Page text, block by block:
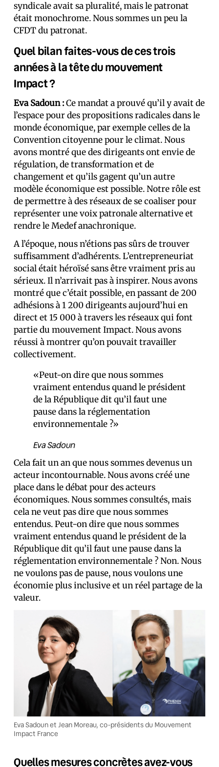
syndicale avait sa pluralité, mais le patronat
était monochrome. Nous sommes un peu la
CFDT du patronat.
Quel bilan faites-vous de ces trois
années à la tête du mouvement
Impact ?
Eva Sadoun :Ce mandat a prouvé qu’il y avait de
l’espace pour des propositions radicales dans le
monde économique, par exemple celles de la
Convention citoyenne pour le climat. Nous
avons montré que des dirigeants ont envie de
régulation, de transformation et de
changement et qu’ils gagent qu’un autre
modèle économique est possible. Notre rôle est
de permettre à des réseaux de se coaliser pour
représenter une voix patronale alternative et
rendre le Medef anachronique.
A l’époque, nous n’étions pas sûrs de trouver
suffisamment d’adhérents. L’entrepreneuriat
social était héroïsé sans être vraiment pris au
sérieux. Il n’arrivait pas à inspirer. Nous avons
montré que c’était possible, en passant de 200
adhésions à 1 200 dirigeants aujourd’hui en
direct et 15 000 à travers les réseaux qui font
partie du mouvement Impact. Nous avons
réussi à montrer qu’on pouvait travailler
collectivement.
«Peut-on dire que nous sommes
vraiment entendus quand le président
de la République dit qu’il faut une
pause dans la réglementation
environnementale ?»
Eva Sadoun
Cela fait un an que nous sommes devenus un
acteur incontournable. Nous avons créé une
place dans le débat pour des acteurs
économiques. Nous sommes consultés, mais
cela ne veut pas dire que nous sommes
entendus. Peut-on dire que nous sommes
vraiment entendus quand le président de la
République dit qu’il faut une pause dans la
réglementation environnementale ? Non. Nous
ne voulons pas de pause, nous voulons une
économie plus inclusive et un réel partage de la
valeur.
Eva Sadoun et Jean Moreau, co-présidents du Mouvement
Impact France
Quelles mesures concrètes avez-vous